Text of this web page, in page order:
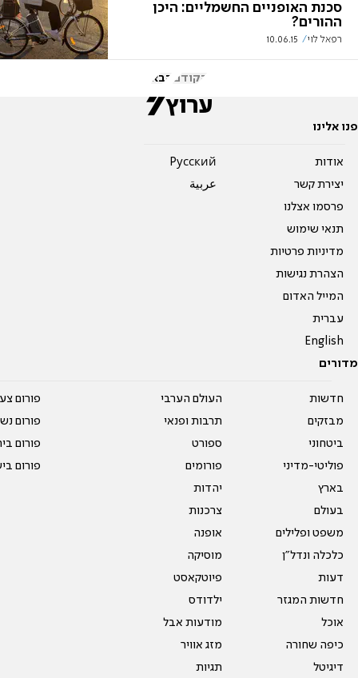
סכנת האופניים החשמליים: היכן
ההורים?
רפאל לוי 10.06.15
הקודם הבא
פנו אלינו
אודות
יצירת קשר
פרסמו אצלנו
תנאי שימוש
מדיניות פרטיות
הצהרת נגישות
המייל האדום
עברית
English
Pусский
عربية
מדורים
חדשות
מבזקים
ביטחוני
פוליטי-מדיני
בארץ
בעולם
משפט ופלילים
כלכלה ונדל"ן
דעות
חדשות המגזר
אוכל
כיפה שחורה
דיגיטל
העולם הערבי
תרבות ופנאי
ספורט
פורומים
יהדות
צרכנות
אופנה
מוסיקה
פיוטקאסט
ילדודס
מודעות אבל
מזג אוויר
תגיות
פורום
פורום
פורום
פורום